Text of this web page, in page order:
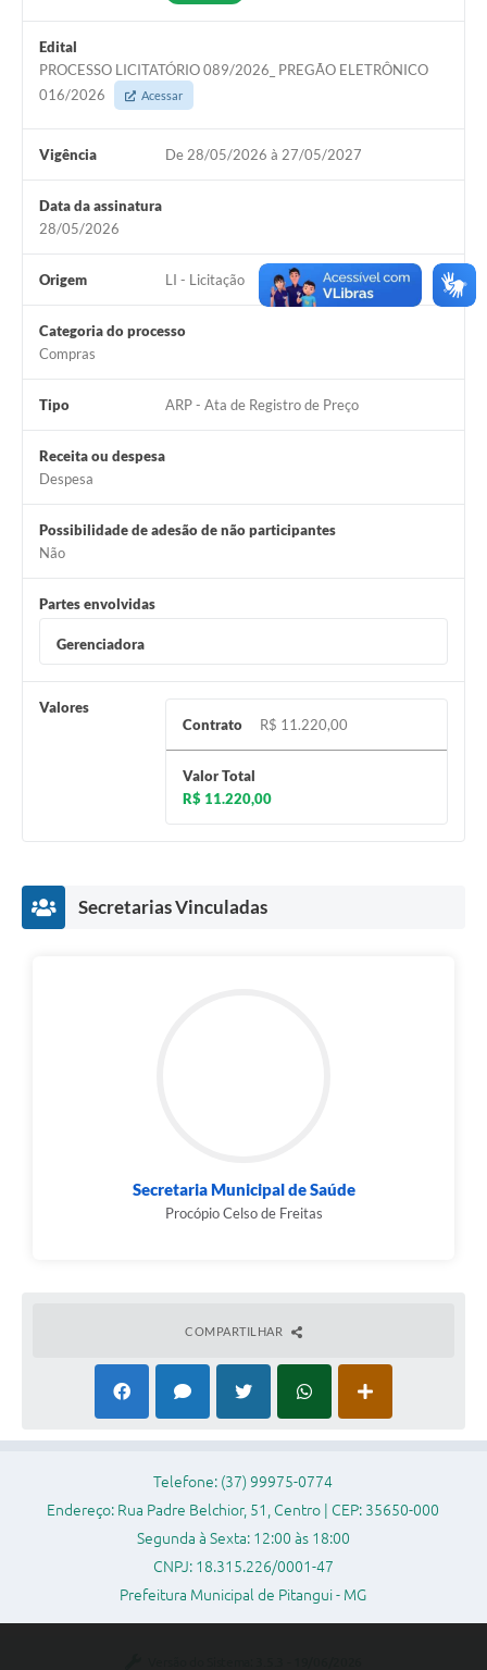
Galeria de Vídeos
Secretarias
Contas Públicas
Legislação
Links
Serviços Online
A Prefeitura
Enquete
Agenda
Diário Oficial
Edital
PROCESSO LICITATÓRIO 089/2026_ PREGÃO ELETRÔNICO
016/2026
Acessar
Vigência De 28/05/2026 à 27/05/2027
Data da assinatura
28/05/2026
Origem LI - Licitação
Categoria do processo
Compras
Tipo ARP - Ata de Registro de Preço
Receita ou despesa
Despesa
Possibilidade de adesão de não participantes
Não
Partes envolvidas
Gerenciadora
Valores
Contrato
R$ 11.220,00
Valor Total
R$ 11.220,00
Secretarias Vinculadas
Secretaria Municipal de Saúde
Procópio Celso de Freitas
COMPARTILHAR
Telefone: (37) 99975-0774
Endereço: Rua Padre Belchior, 51, Centro | CEP: 35650-000
Segunda à Sexta: 12:00 às 18:00
CNPJ: 18.315.226/0001-47
Prefeitura Municipal de Pitangui - MG